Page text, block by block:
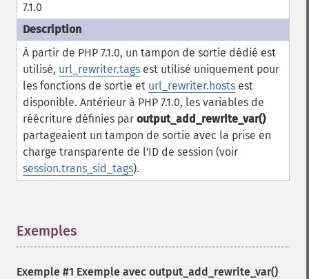
7.1.0
À partir de PHP 7.1.0, un tampon de sortie dédié est
utilisé, url_rewriter.tags est utilisé uniquement pour
les fonctions de sortie et url_rewriter.hosts est
disponible. Antérieur à PHP 7.1.0, les variables de
réécriture définies par output_add_rewrite_var()
partageaient un tampon de sortie avec la prise en
charge transparente de l'ID de session (voir
session.trans_sid_tags).
Exemples
Exemple #1 Exemple avec output_add_rewrite_var()